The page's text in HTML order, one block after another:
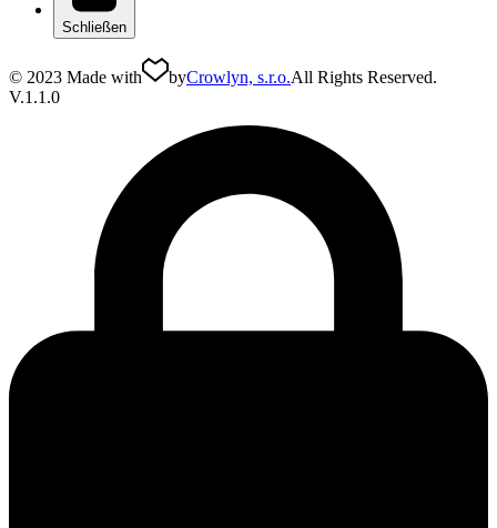
Schließen
© 2023 Made with byCrowlyn, s.r.o.All Rights Reserved.
V.1.1.0